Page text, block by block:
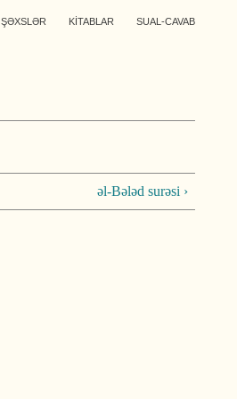
ŞƏXSLƏR KİTABLAR SUAL-CAVAB
əl-Bələd surəsi ›